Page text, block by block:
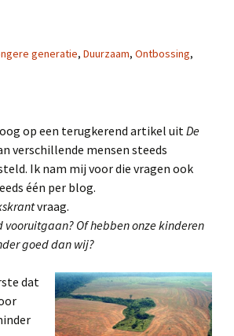
A near
10 en 11
A near
generatie, Duurzaam, Ontbossing,
op een terugkerend artikel uitDe
verschillende mensen steeds
Ik nam mij voor die vragen ook
één per blog.
vraag.
Of hebben onze kinderen
goed dan wij?
dat